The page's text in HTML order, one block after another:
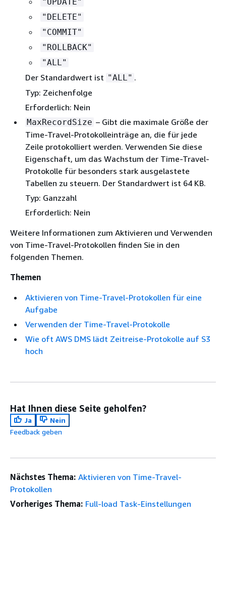
"DELETE"
"COMMIT"
"ROLLBACK"
"ALL"
Der Standardwert ist "ALL" .
Typ: Zeichenfolge
Erforderlich: Nein
MaxRecordSize – Gibt die maximale Größe der
Time-Travel-Protokolleinträge an, die für jede
Zeile protokolliert werden. Verwenden Sie diese
Eigenschaft, um das Wachstum der Time-Travel-
Protokolle für besonders stark ausgelastete
Tabellen zu steuern. Der Standardwert ist 64 KB.
Typ: Ganzzahl
Erforderlich: Nein
Weitere Informationen zum Aktivieren und Verwenden
von Time-Travel-Protokollen finden Sie in den
folgenden Themen.
Themen
Aktivieren von Time-Travel-Protokollen für eine
Aufgabe
Verwenden der Time-Travel-Protokolle
Wie oft AWS DMS lädt Zeitreise-Protokolle auf S3
hoch
Hat Ihnen diese Seite geholfen?
Ja
Nein
Feedback geben
Nächstes Thema: Aktivieren von Time-Travel-
Protokollen
Vorheriges Thema: Full-load Task-Einstellungen